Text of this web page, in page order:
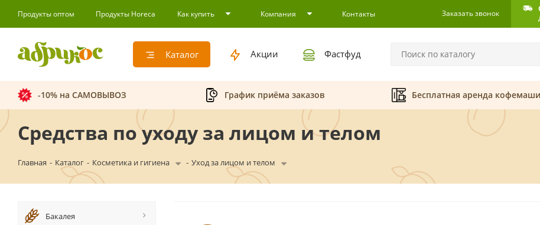
Продукты оптом Продукты Horeca Как купить Компания Контакты Заказать звонок
Каталог Акции Фастфуд
-10% на САМОВЫВОЗ График приёма заказов Бесплатная аренда
Средства по уходу за лицом и телом
Главная - Каталог - Косметика и гигиена - Уход за лицом и телом
Бакалея